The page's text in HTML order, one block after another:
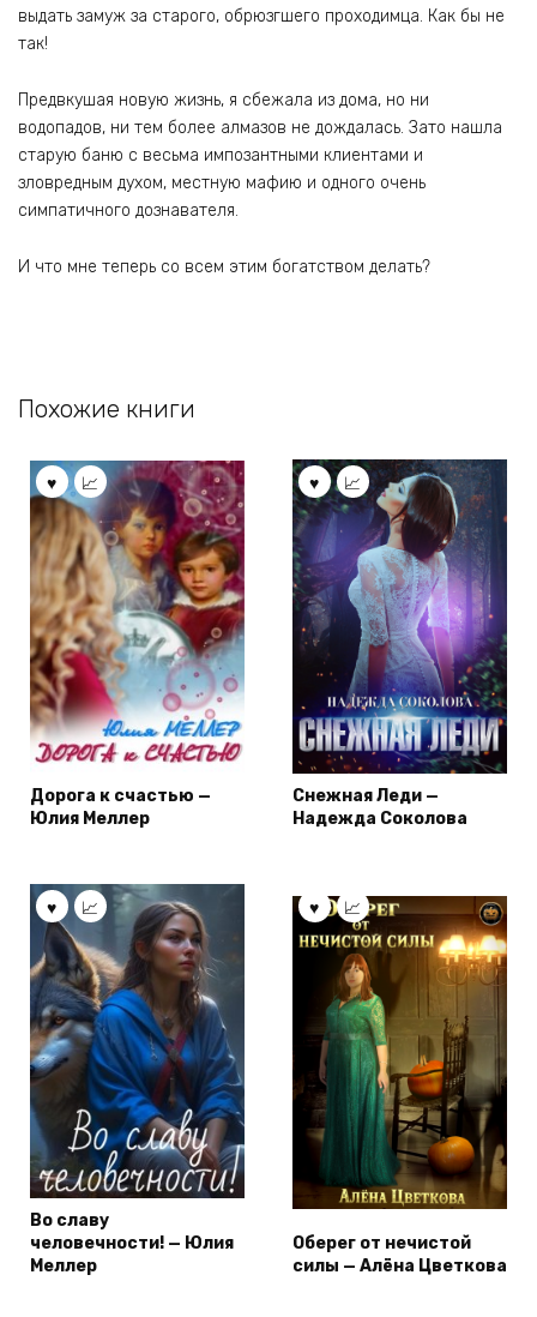
выдать замуж за старого, обрюзгшего проходимца. Как бы не
так!
Предвкушая новую жизнь, я сбежала из дома, но ни
водопадов, ни тем более алмазов не дождалась. Зато нашла
старую баню с весьма импозантными клиентами и
зловредным духом, местную мафию и одного очень
симпатичного дознавателя.
И что мне теперь со всем этим богатством делать?
Похожие книги
Дорога к счастью —
Юлия Меллер
Снежная Леди —
Надежда Соколова
Во славу
человечности! — Юлия
Меллер
Оберег от нечистой
силы — Алёна Цветкова